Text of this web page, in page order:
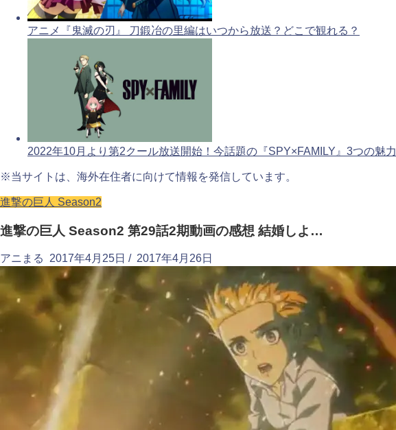
アニメ『鬼滅の刃』 刀鍛冶の里編はいつから放送？どこで観れる？
2022年10月より第2クール放送開始！今話題の『SPY×FAMILY』3つの魅力
※当サイトは、海外在住者に向けて情報を発信しています。
進撃の巨人 Season2
進撃の巨人 Season2 第29話2期動画の感想 結婚しよ…
アニまる 2017年4月25日 / 2017年4月26日